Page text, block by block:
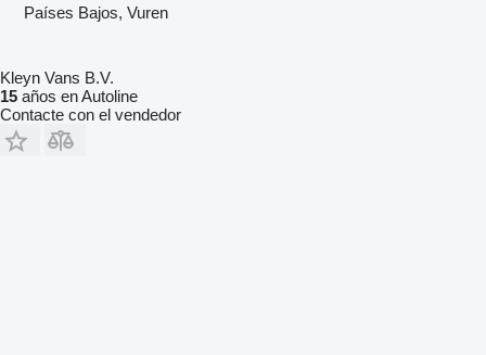
Países Bajos, Vuren
Kleyn Vans B.V.
15 años en Autoline
Contacte con el vendedor